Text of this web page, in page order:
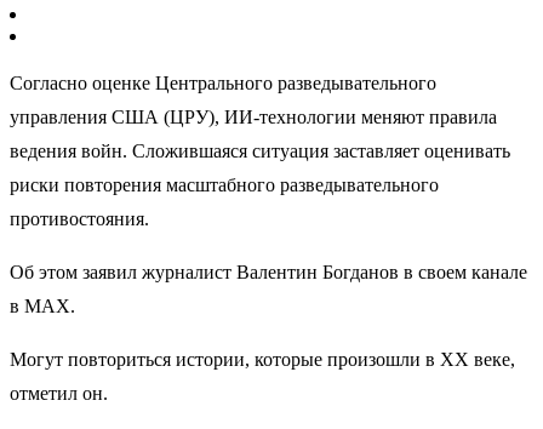
Согласно оценке Центрального разведывательного
управления США (ЦРУ), ИИ-технологии меняют правила
ведения войн. Сложившаяся ситуация заставляет оценивать
риски повторения масштабного разведывательного
противостояния.
Об этом заявил журналист Валентин Богданов в своем канале
в MAX.
Могут повториться истории, которые произошли в XX веке,
отметил он.